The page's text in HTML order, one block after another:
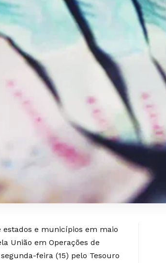
estados e municípios em maio
União em Operações de
feira (15) pelo Tesouro